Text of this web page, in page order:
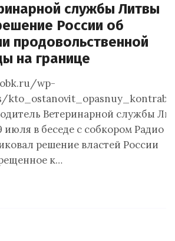
службы Литвы
России об
продовольственной
на границе
wp-
Ветеринарной службы
в беседе с собкором Радио
решение властей России
к…